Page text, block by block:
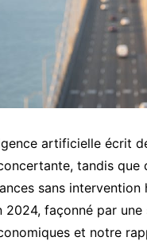
artificielle écrit
tandis
sans intervention
façonné par
et notre